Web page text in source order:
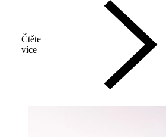
Čtěte
více